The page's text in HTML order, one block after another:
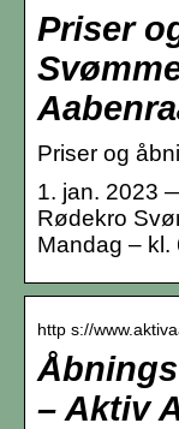
Priser
Priser og
1. jan. 2023
Rødekro
Mandag – kl.
http s://
– Aktiv